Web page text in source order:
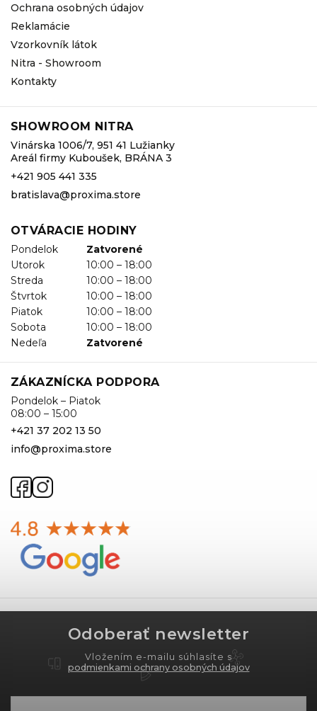
Ochrana osobných údajov
Reklamácie
Vzorkovník látok
Nitra - Showroom
Kontakty
SHOWROOM NITRA
Vinárska 1006/7, 951 41 Lužianky
Areál firmy Kuboušek, BRÁNA 3
+421 905 441 335
bratislava@proxima.store
OTVÁRACIE HODINY
Pondelok
Zatvorené
Utorok
10:00 – 18:00
Streda
10:00 – 18:00
Štvrtok
10:00 – 18:00
Piatok
10:00 – 18:00
Sobota
10:00 – 18:00
Nedeľa
Zatvorené
ZÁKAZNÍCKA PODPORA
Pondelok – Piatok
08:00 – 15:00
+421 37 202 13 50
info@proxima.store
Odoberať newsletter
Vložením e-mailu súhlasíte s
podmienkami ochrany osobných údajov